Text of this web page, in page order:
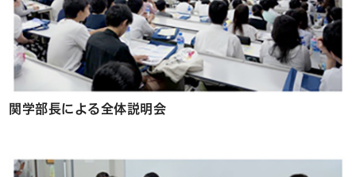
関学部長による全体説明会